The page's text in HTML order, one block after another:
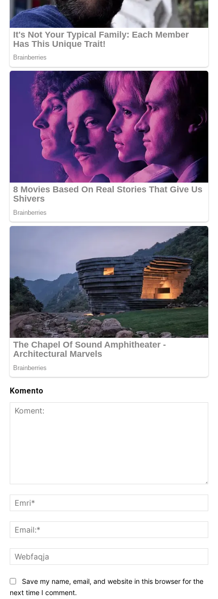
Komento
Save my name, email, and website in this browser for the
next time I comment.